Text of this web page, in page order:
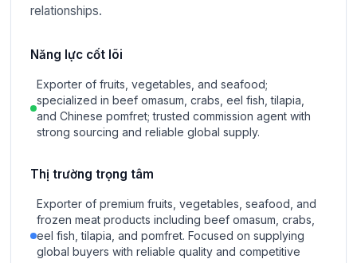
relationships.
Năng lực cốt lõi
Exporter of fruits, vegetables, and seafood;
specialized in beef omasum, crabs, eel fish, tilapia,
and Chinese pomfret; trusted commission agent with
strong sourcing and reliable global supply.
Thị trường trọng tâm
Exporter of premium fruits, vegetables, seafood, and
frozen meat products including beef omasum, crabs,
eel fish, tilapia, and pomfret. Focused on supplying
global buyers with reliable quality and competitive